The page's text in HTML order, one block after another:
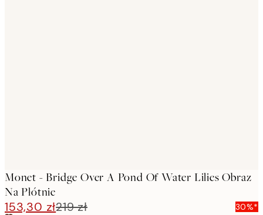
Monet - Bridge Over A Pond Of Water Lilies Obraz
Na Płótnie
153,30 zł219 zł 30%*